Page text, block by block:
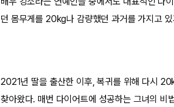
던 몸무게를 20kg나 감량했던 과거를 가지고
2021년 딸을 출산한 이후, 복귀를 위해 다시
찾아왔다. 매번 다이어트에 성공하는 그녀의 비